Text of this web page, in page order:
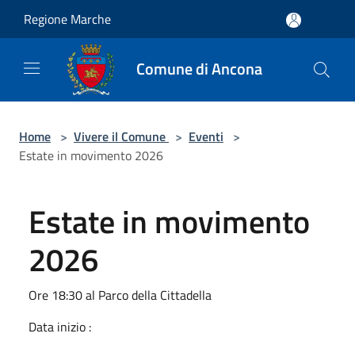
Regione Marche
Comune di Ancona
Home > Vivere il Comune > Eventi >
Estate in movimento 2026
Estate in movimento
2026
Ore 18:30 al Parco della Cittadella
Data inizio :